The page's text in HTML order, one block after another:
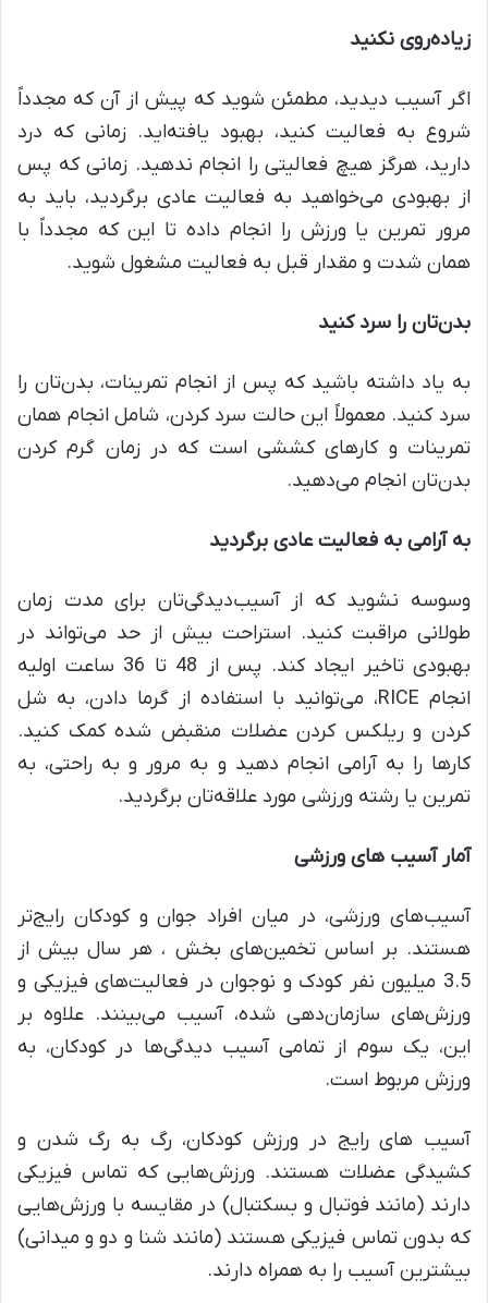
زیاده‌روی نکنید
اگر آسیب دیدید، مطمئن شوید که پیش از آن که مجدداً
شروع به فعالیت کنید، بهبود یافته‌اید. زمانی که درد
دارید، هرگز هیچ فعالیتی را انجام ندهید. زمانی که پس
از بهبودی می‌خواهید به فعالیت عادی برگردید، باید به
مرور تمرین یا ورزش را انجام داده تا این که مجدداً با
همان شدت و مقدار قبل به فعالیت مشغول شوید.
بدن‌تان را سرد کنید
به یاد داشته باشید که پس از انجام تمرینات، بدن‌تان را
سرد کنید. معمولاً این حالت سرد کردن، شامل انجام همان
تمرینات و کارهای کششی است که در زمان گرم کردن
بدن‌تان انجام می‌دهید.
به آرامی به فعالیت عادی برگردید
وسوسه نشوید که از آسیب‌دیدگی‌تان برای مدت زمان
طولانی مراقبت کنید. استراحت بیش از حد می‌تواند در
بهبودی تاخیر ایجاد کند. پس از 48 تا 36 ساعت اولیه‌
انجام RICE، می‌توانید با استفاده از گرما دادن، به شل
کردن و ریلکس کردن عضلات منقبض شده کمک کنید.
کارها را به آرامی انجام دهید و به مرور و به راحتی، به
تمرین یا رشته‌ ورزشی مورد علاقه‌تان برگردید.
آمار آسیب های ورزشی
آسیب‌های ورزشی، در میان افراد جوان و کودکان رایج‌تر
هستند. بر اساس تخمین‌های بخش ، هر سال بیش از
3.5 میلیون نفر کودک و نوجوان در فعالیت‌های فیزیکی و
ورزش‌های سازمان‌‌دهی شده، آسیب می‌بینند. علاوه بر
این، یک سوم از تمامی آسیب دیدگی‌ها در کودکان، به
ورزش مربوط است.
آسیب های رایج در ورزش کودکان، رگ به رگ شدن و
کشیدگی عضلات هستند. ورزش‌هایی که تماس فیزیکی
دارند (مانند فوتبال و بسکتبال) در مقایسه با ورزش‌هایی
که بدون تماس فیزیکی هستند (مانند شنا و دو و میدانی)
بیشترین آسیب را به همراه دارند.